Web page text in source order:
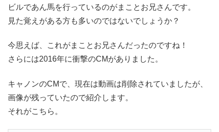
ビルであん馬を行っているのがまことお兄さんです。
見た覚えがある方も多いのではないでしょうか？
今思えば、これがまことお兄さんだったのですね！
さらには2016年に衝撃のCMがありました。
キャノンのCMで、現在は動画は削除されていましたが、
画像が残っていたので紹介します。
それがこちら。